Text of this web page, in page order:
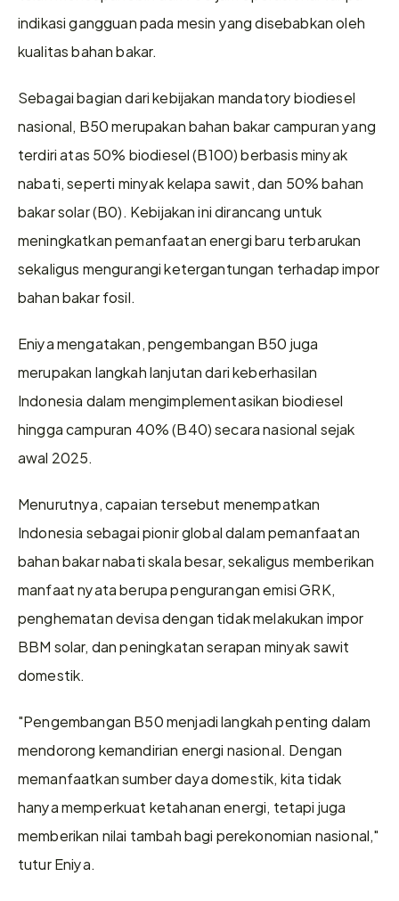
indikasi gangguan pada mesin yang disebabkan oleh
kualitas bahan bakar.
Sebagai bagian dari kebijakan mandatory biodiesel
nasional, B50 merupakan bahan bakar campuran yang
terdiri atas 50% biodiesel (B100) berbasis minyak
nabati, seperti minyak kelapa sawit, dan 50% bahan
bakar solar (B0). Kebijakan ini dirancang untuk
meningkatkan pemanfaatan energi baru terbarukan
sekaligus mengurangi ketergantungan terhadap impor
bahan bakar fosil.
Eniya mengatakan, pengembangan B50 juga
merupakan langkah lanjutan dari keberhasilan
Indonesia dalam mengimplementasikan biodiesel
hingga campuran 40% (B40) secara nasional sejak
awal 2025.
Menurutnya, capaian tersebut menempatkan
Indonesia sebagai pionir global dalam pemanfaatan
bahan bakar nabati skala besar, sekaligus memberikan
manfaat nyata berupa pengurangan emisi GRK,
penghematan devisa dengan tidak melakukan impor
BBM solar, dan peningkatan serapan minyak sawit
domestik.
"Pengembangan B50 menjadi langkah penting dalam
mendorong kemandirian energi nasional. Dengan
memanfaatkan sumber daya domestik, kita tidak
hanya memperkuat ketahanan energi, tetapi juga
memberikan nilai tambah bagi perekonomian nasional,"
tutur Eniya.